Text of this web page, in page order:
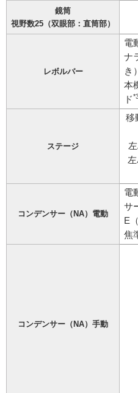
鏡筒
視野数25（双眼部：直筒部）
レボルバー
電
ナ
き）
本
ド
ステージ
移
コンデンサー（NA）電動
電
サ
E
焦
コンデンサー（NA）手動